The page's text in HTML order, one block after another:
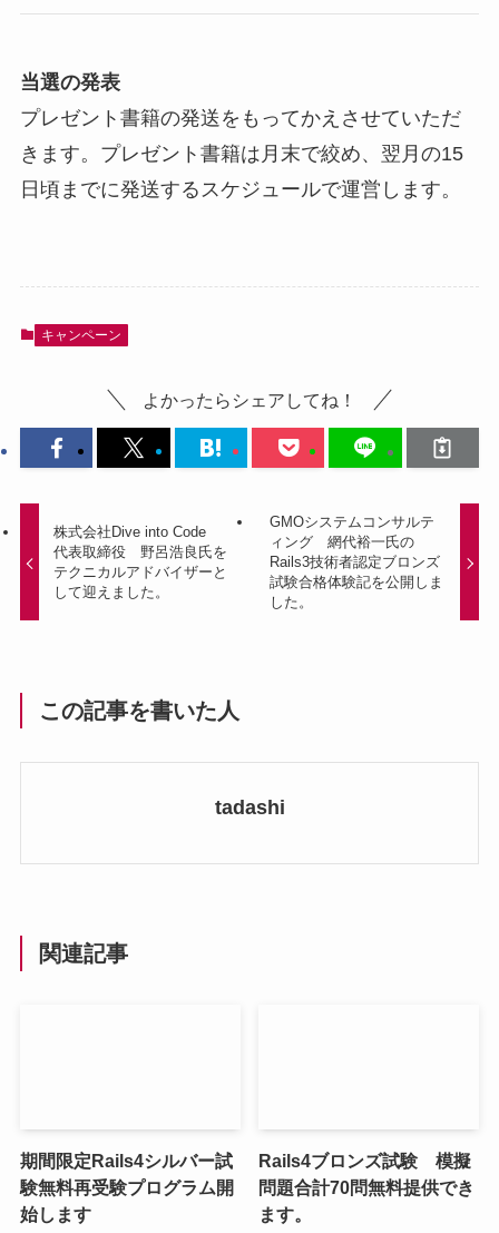
当選の発表
プレゼント書籍の発送をもってかえさせていただ
きます。プレゼント書籍は月末で絞め、翌月の15
日頃までに発送するスケジュールで運営します。
キャンペーン
よかったらシェアしてね！
株式会社Dive into Code
代表取締役 野呂浩良氏を
テクニカルアドバイザーと
して迎えました。
GMOシステムコンサルテ
ィング 網代裕一氏の
Rails3技術者認定ブロンズ
試験合格体験記を公開しま
した。
この記事を書いた人
tadashi
関連記事
期間限定Rails4シルバー試
験無料再受験プログラム開
始します
Rails4ブロンズ試験 模擬
問題合計70問無料提供でき
ます。